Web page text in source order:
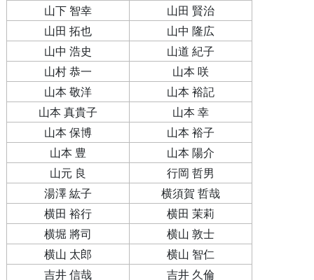
山下 智幸
山田 賢治
山田 拓也
山中 隆広
山中 浩史
山道 紀子
山村 恭一
山本 咲
山本 敬洋
山本 裕記
山本 真貴子
山本 幸
山本 保博
山本 裕子
山本 豊
山本 陽介
山元 良
行岡 哲男
湯澤 紘子
横須賀 哲哉
横田 裕行
横田 茉莉
横堀 將司
横山 敦士
横山 太郎
横山 智仁
吉井 信哉
吉井 久倫